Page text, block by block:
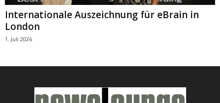
Internationale Auszeichnung für eBrain in
London
1. Juli 2026